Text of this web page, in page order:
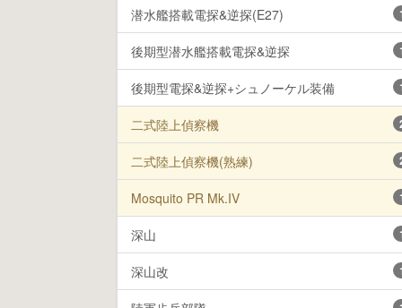
潜水艦搭載電探&逆探(E27)
後期型潜水艦搭載電探&逆探
後期型電探&逆探+シュノーケル装備
二式陸上偵察機
二式陸上偵察機(熟練)
Mosquito PR Mk.IV
深山
深山改